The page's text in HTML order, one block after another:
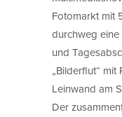
Fotomarkt mit
durchweg
und
„Bilderflut“
Leinwand am
Der